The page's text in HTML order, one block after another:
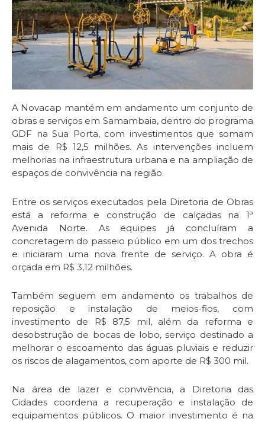
A Novacap mantém em andamento um conjunto de
obras e serviços em Samambaia, dentro do programa
GDF na Sua Porta, com investimentos que somam
mais de R$ 12,5 milhões. As intervenções incluem
melhorias na infraestrutura urbana e na ampliação de
espaços de convivência na região.
Entre os serviços executados pela Diretoria de Obras
está a reforma e construção de calçadas na 1ª
Avenida Norte. As equipes já concluíram a
concretagem do passeio público em um dos trechos
e iniciaram uma nova frente de serviço. A obra é
orçada em R$ 3,12 milhões.
Também seguem em andamento os trabalhos de
reposição e instalação de meios-fios, com
investimento de R$ 87,5 mil, além da reforma e
desobstrução de bocas de lobo, serviço destinado a
melhorar o escoamento das águas pluviais e reduzir
os riscos de alagamentos, com aporte de R$ 300 mil.
Na área de lazer e convivência, a Diretoria das
Cidades coordena a recuperação e instalação de
equipamentos públicos. O maior investimento é na